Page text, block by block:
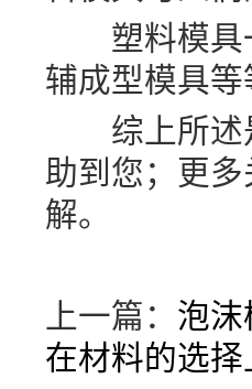
塑料模具一
辅成型模具等
综上所述是
助到您；更
解。
上一篇： 泡沫
在材料的选